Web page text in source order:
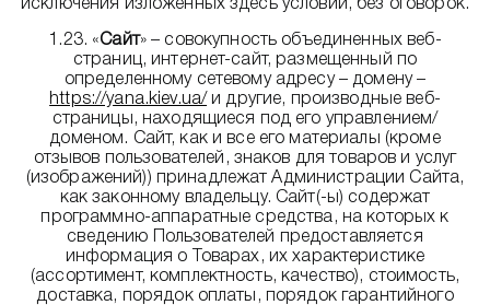
исключения изложенных здесь условий, без оговорок.
1.23. «Сайт» – совокупность объединенных веб-
страниц, интернет-сайт, размещенный по
определенному сетевому адресу – домену –
https://yana.kiev.ua/ и другие, производные веб-
страницы, находящиеся под его управлением/
доменом. Сайт, как и все его материалы (кроме
отзывов пользователей, знаков для товаров и услуг
(изображений)) принадлежат Администрации Сайта,
как законному владельцу. Сайт(-ы) содержат
программно-аппаратные средства, на которых к
сведению Пользователей предоставляется
информация о Товарах, их характеристике
(ассортимент, комплектность, качество), стоимость,
доставка, порядок оплаты, порядок гарантийного